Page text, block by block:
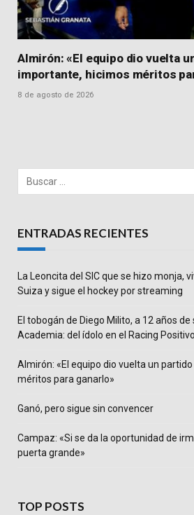
Almirón: «El equipo dio vuelta
importante, hicimos méritos
8 de agosto de 2026
ENTRADAS RECIENTES
La Leoncita del SIC que se hizo monja,
Suiza y sigue el hockey por streaming
El tobogán de Diego Milito, a 12 años de
Academia: del ídolo en el Racing
Almirón: «El equipo dio vuelta un
méritos para ganarlo»
Ganó, pero sigue sin convencer
Campaz: «Si se da la oportunidad de
puerta grande»
TOP POSTS